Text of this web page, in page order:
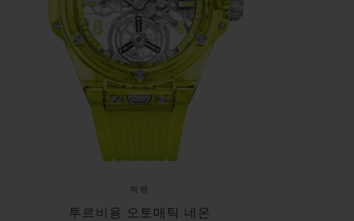
빅뱅
투르비용 오토매틱 네온